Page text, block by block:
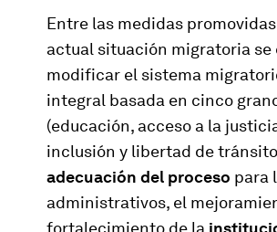
Entre las medidas
actual situación migratoria
modificar el sistema
integral basada en cinco
(educación, acceso a la
inclusión y libertad de
adecuación del proceso para
administrativos, el
fortalecimiento de la